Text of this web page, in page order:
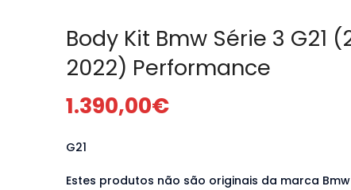
Body Kit Bmw Série 3 G21
2022) Performance
1.390,00€
G21
Estes produtos não são originais da marca Bmw